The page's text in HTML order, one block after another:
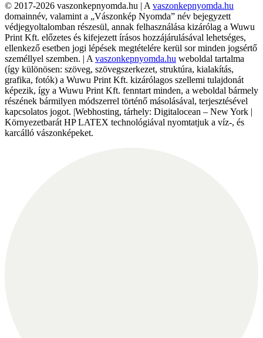
© 2017-2026 vaszonkepnyomda.hu | A vaszonkepnyomda.hu
domainnév, valamint a „Vászonkép Nyomda” név bejegyzett
védjegyoltalomban részesül, annak felhasználása kizárólag a Wuwu
Print Kft. előzetes és kifejezett írásos hozzájárulásával lehetséges,
ellenkező esetben jogi lépések megtételére kerül sor minden jogsértő
személlyel szemben. | A vaszonkepnyomda.hu weboldal tartalma
(így különösen: szöveg, szövegszerkezet, struktúra, kialakítás,
grafika, fotók) a Wuwu Print Kft. kizárólagos szellemi tulajdonát
képezik, így a Wuwu Print Kft. fenntart minden, a weboldal bármely
részének bármilyen módszerrel történő másolásával, terjesztésével
kapcsolatos jogot. |Webhosting, tárhely: Digitalocean – New York |
Környezetbarát HP LATEX technológiával nyomtatjuk a víz-, és
karcálló vászonképeket.